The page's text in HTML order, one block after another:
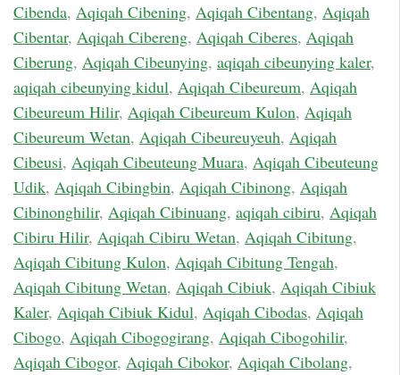
Cibenda, Aqiqah Cibening, Aqiqah Cibentang, Aqiqah
Cibentar, Aqiqah Cibereng, Aqiqah Ciberes, Aqiqah
Ciberung, Aqiqah Cibeunying, aqiqah cibeunying kaler,
aqiqah cibeunying kidul, Aqiqah Cibeureum, Aqiqah
Cibeureum Hilir, Aqiqah Cibeureum Kulon, Aqiqah
Cibeureum Wetan, Aqiqah Cibeureuyeuh, Aqiqah
Cibeusi, Aqiqah Cibeuteung Muara, Aqiqah Cibeuteung
Udik, Aqiqah Cibingbin, Aqiqah Cibinong, Aqiqah
Cibinonghilir, Aqiqah Cibinuang, aqiqah cibiru, Aqiqah
Cibiru Hilir, Aqiqah Cibiru Wetan, Aqiqah Cibitung,
Aqiqah Cibitung Kulon, Aqiqah Cibitung Tengah,
Aqiqah Cibitung Wetan, Aqiqah Cibiuk, Aqiqah Cibiuk
Kaler, Aqiqah Cibiuk Kidul, Aqiqah Cibodas, Aqiqah
Cibogo, Aqiqah Cibogogirang, Aqiqah Cibogohilir,
Aqiqah Cibogor, Aqiqah Cibokor, Aqiqah Cibolang,